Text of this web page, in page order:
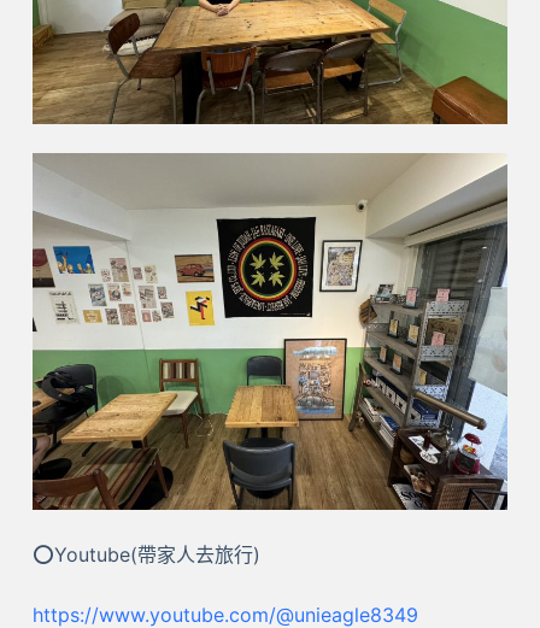
⭕Youtube(帶家人去旅行)
https://www.youtube.com/@unieagle8349